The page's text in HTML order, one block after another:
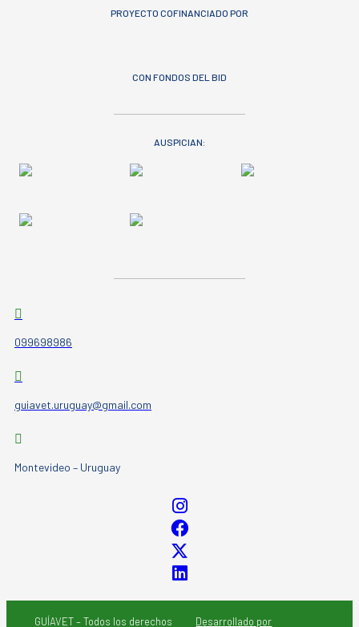
PROYECTO COFINANCIADO POR
CON FONDOS DEL BID
AUSPICIAN:
099698986
guiavet.uruguay@gmail.com
Montevideo – Uruguay
GUÍAVET – Todos los derechos Desarrollado por